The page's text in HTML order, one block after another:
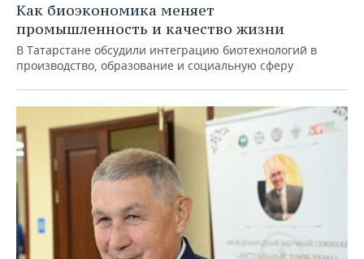
Как биоэкономика меняет
промышленность и качество жизни
В Татарстане обсудили интеграцию биотехнологий в
производство, образование и социальную сферу